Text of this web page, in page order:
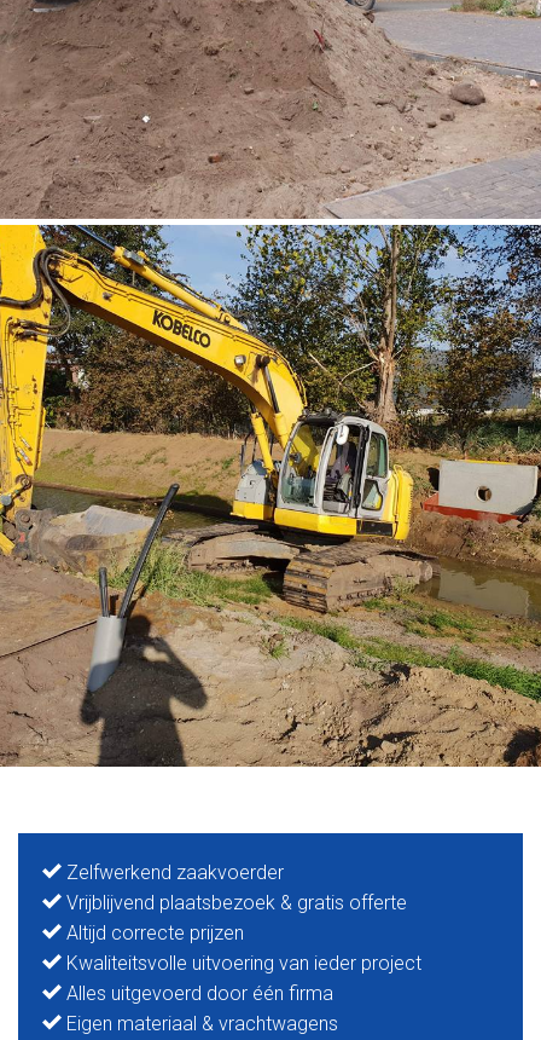
Zelfwerkend zaakvoerder
Vrijblijvend plaatsbezoek & gratis offerte
Altijd correcte prijzen
Kwaliteitsvolle uitvoering van ieder project
Alles uitgevoerd door één firma
Eigen materiaal & vrachtwagens